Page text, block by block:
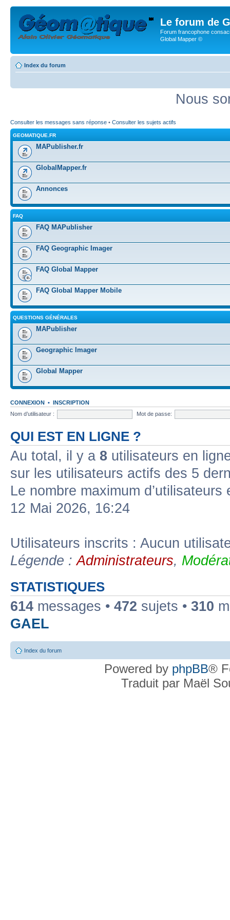
Le forum de
Forum francophone
Global Mapper ©
Index du forum
Nous
Consulter les messages sans réponse • Consulter les sujets actifs
GEOMATIQUE.FR
MAPublisher.fr
GlobalMapper.fr
Annonces
FAQ
FAQ MAPublisher
FAQ Geographic Imager
FAQ Global Mapper
FAQ Global Mapper Mobile
QUESTIONS GÉNÉRALES
MAPublisher
Geographic Imager
Global Mapper
CONNEXION • INSCRIPTION
Nom d’utilisateur :
Mot de passe:
QUI EST EN LIGNE ?
Au total, il y a 8 utilisateurs en
sur les utilisateurs actifs des 5
Le nombre maximum
12 Mai 2026, 16:24
Utilisateurs inscrits : Aucun
Légende :Administrateurs,
STATISTIQUES
614 messages • 472 sujets • 310
GAEL
Index du forum
Powered by phpBB®
Traduit par Maël